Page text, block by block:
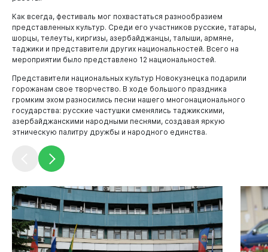
Администрация
Как всегда, фестиваль мог похвастаться разнообразием
представленных культур. Среди его участников русские, татары,
шорцы, телеуты, киргизы, азербайджанцы, талыши, армяне,
таджики и представители других национальностей. Всего на
мероприятии было представлено 12 национальностей.
Представители национальных культур Новокузнецка подарили
горожанам свое творчество. В ходе большого праздника
громким эхом разносились песни нашего многонационального
государства: русские частушки сменялись таджикскими,
азербайджанскими народными песнями, создавая яркую
этническую палитру дружбы и народного единства.